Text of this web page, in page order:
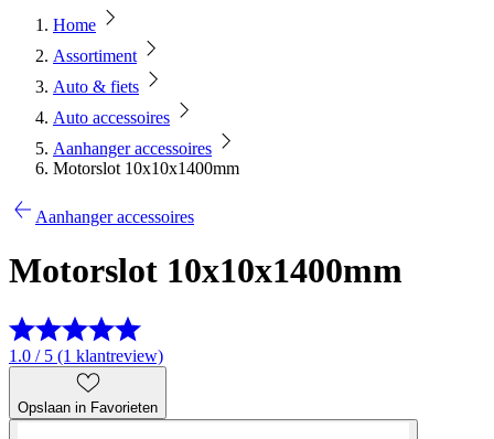
Home
Assortiment
Auto & fiets
Auto accessoires
Aanhanger accessoires
Motorslot 10x10x1400mm
Aanhanger accessoires
Motorslot 10x10x1400mm
1.0 / 5 (1 klantreview)
Opslaan in Favorieten